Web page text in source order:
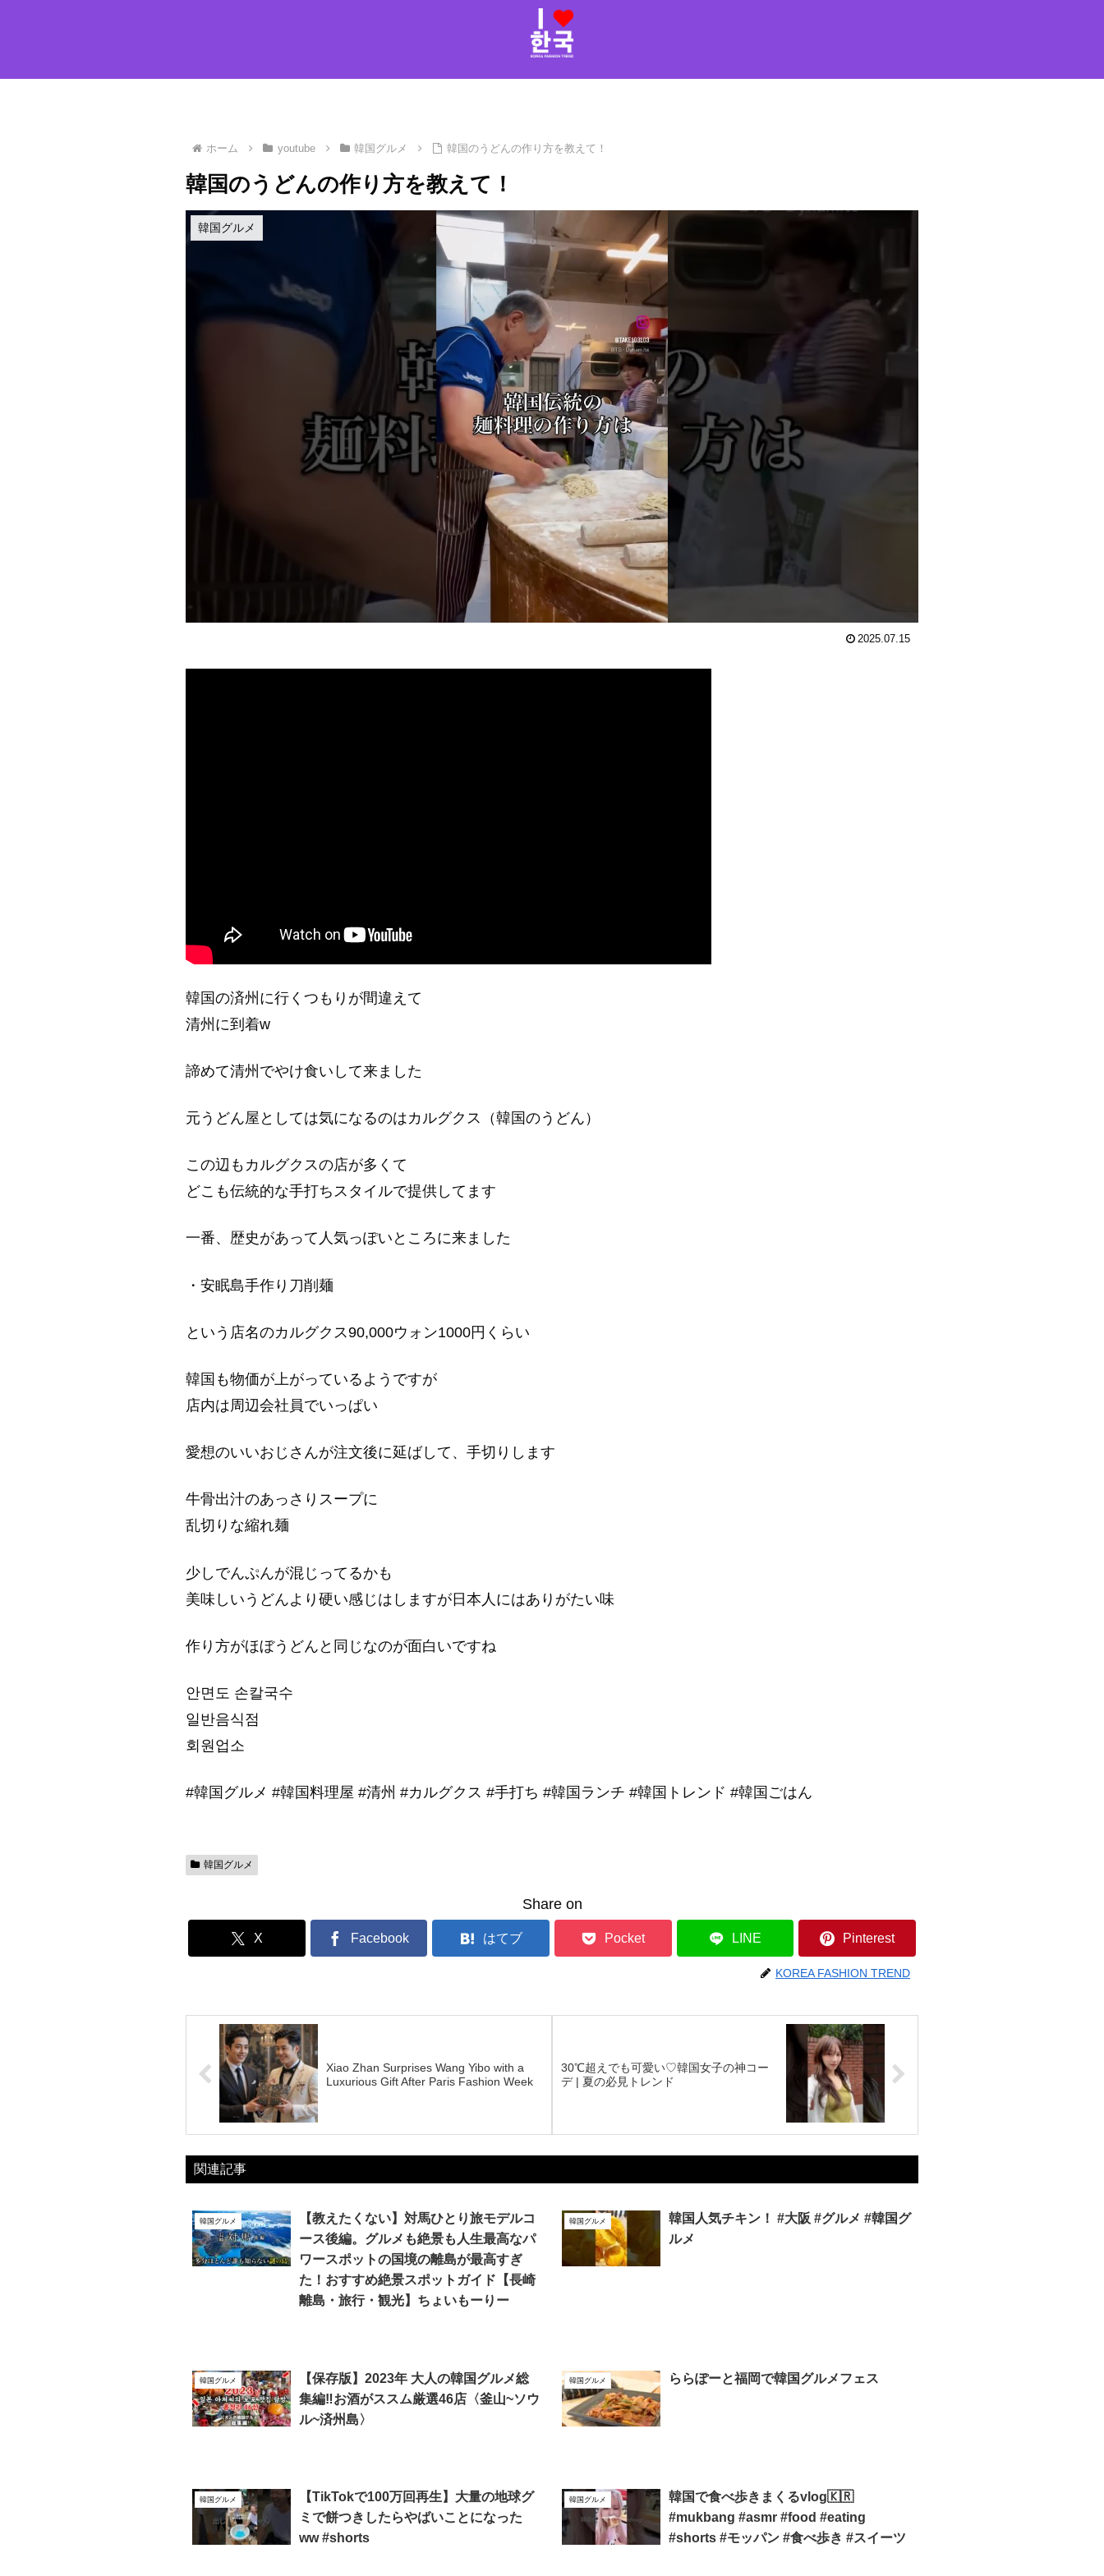
ホーム youtube 韓国グルメ 韓国のうどんの作り方を教えて！
韓国のうどんの作り方を教えて！
韓国グルメ
2025.07.15
韓国の済州に行くつもりが間違えて
清州に到着w
諦めて清州でやけ食いして来ました
元うどん屋としては気になるのはカルグクス（韓国のうどん）
この辺もカルグクスの店が多くて
どこも伝統的な手打ちスタイルで提供してます
一番、歴史があって人気っぽいところに来ました
・安眠島手作り刀削麺
という店名のカルグクス90,000ウォン1000円くらい
韓国も物価が上がっているようですが
店内は周辺会社員でいっぱい
愛想のいいおじさんが注文後に延ばして、手切りします
牛骨出汁のあっさりスープに
乱切りな縮れ麺
少しでんぷんが混じってるかも
美味しいうどんより硬い感じはしますが日本人にはありがたい味
作り方がほぼうどんと同じなのが面白いですね
안면도 손칼국수
일반음식점
회원업소
#韓国グルメ #韓国料理屋 #清州 #カルグクス #手打ち #韓国ランチ #韓国トレンド #韓国ごはん
韓国グルメ
Share on
X Facebook はてブ Pocket LINE Pinterest
KOREA FASHION TREND
Xiao Zhan Surprises Wang Yibo with a
Luxurious Gift After Paris Fashion Week
30℃超えでも可愛い♡韓国女子の神コー
デ | 夏の必見トレンド
関連記事
韓国グルメ
【教えたくない】対馬ひとり旅モデルコ
ース後編。グルメも絶景も人生最高なパ
ワースポットの国境の離島が最高すぎ
た！おすすめ絶景スポットガイド【長崎
離島・旅行・観光】ちょいもーりー
韓国グルメ
韓国人気チキン！ #大阪 #グルメ #韓国グ
ルメ
韓国グルメ
【保存版】2023年 大人の韓国グルメ総
集編‼️お酒がススム厳選46店〈釜山~ソウ
ル~済州島〉
韓国グルメ ららぽーと福岡で韓国グルメフェス
韓国グルメ
【TikTokで100万回再生】大量の地球グ
ミで餅つきしたらやばいことになった
ww #shorts
韓国グルメ
韓国で食べ歩きまくるvlog🇰🇷
#mukbang #asmr #food #eating
#shorts #モッパン #食べ歩き #スイーツ